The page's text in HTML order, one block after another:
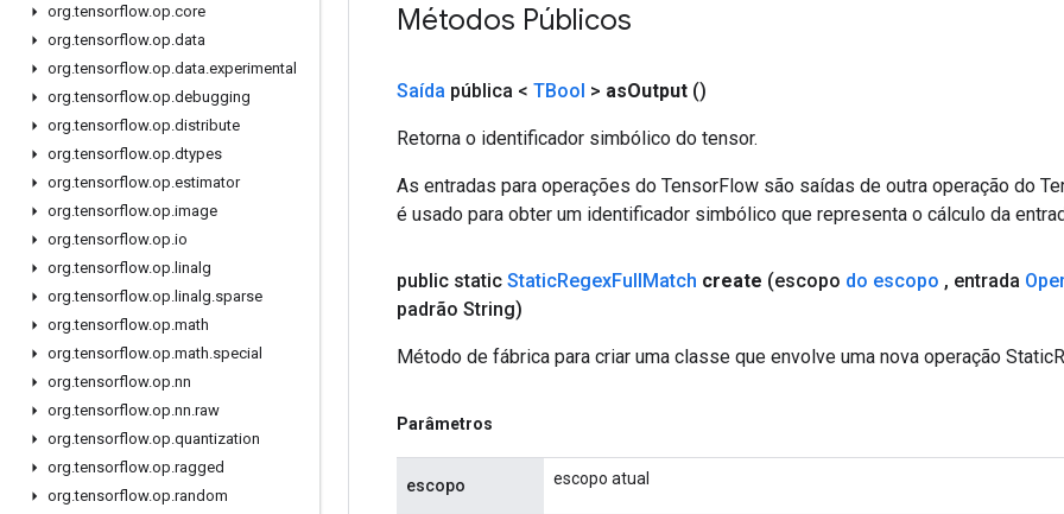
org.tensorflow.op.core
org.tensorflow.op.data
org.tensorflow.op.data.experimental
org.tensorflow.op.debugging
org.tensorflow.op.distribute
org.tensorflow.op.dtypes
org.tensorflow.op.estimator
org.tensorflow.op.image
org.tensorflow.op.io
org.tensorflow.op. linalg
org.tensorflow.op. linalg.sparse
org.tensorflow.op.math
org.tensorflow.op.math.special
org.tensorflow.op.nn
org.tensorflow.op.nn.raw
org.tensorflow.op.quantization
org.tensorflow.op.ragged
org.tensorflow.op.random
Métodos Públicos
Saída pública < TBool > asOutput ()
Retorna o identificador simbólico do tensor.
As entradas para operações do TensorFlow são saídas de outra operação do
é usado para obter um identificador simbólico que representa o cálculo da
public static StaticRegexFullMatch create (escopo do escopo , entrada
padrão String)
Método de fábrica para criar uma classe que envolve uma nova operação
Parâmetros
escopo escopo atual